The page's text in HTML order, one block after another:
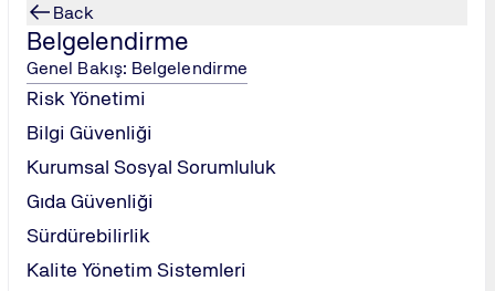
Back
Belgelendirme
Genel Bakış: Belgelendirme
Risk Yönetimi
Bilgi Güvenliği
Kurumsal Sosyal Sorumluluk
Gıda Güvenliği
Sürdürebilirlik
Kalite Yönetim Sistemleri
ve yapısını eksiksiz bir şekilde anlamak.
dokümanları nasıl oluşturacaklarını ve yöneteceklerini
(veri, raporlar) nasıl tutulacağını ve doğrulanacağını
ve olası uygunsuzlukların nasıl önleneceğini
faydalarını ve zorluklarını değerlendirmek.